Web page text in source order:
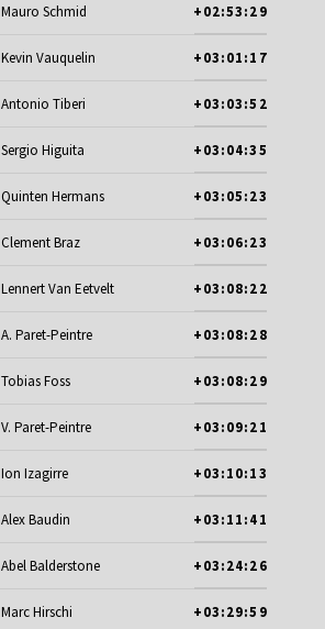
Mauro Schmid +02:53:29
Kevin Vauquelin +03:01:17
Antonio Tiberi +03:03:52
Sergio Higuita +03:04:35
Quinten Hermans +03:05:23
Clement Braz +03:06:23
Lennert Van Eetvelt +03:08:22
A. Paret-Peintre +03:08:28
Tobias Foss +03:08:29
V. Paret-Peintre +03:09:21
Ion Izagirre +03:10:13
Alex Baudin +03:11:41
Abel Balderstone +03:24:26
Marc Hirschi +03:29:59